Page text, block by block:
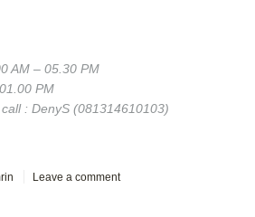
AM – 05.30 PM
PM
: DenyS (081314610103)
Leave a comment